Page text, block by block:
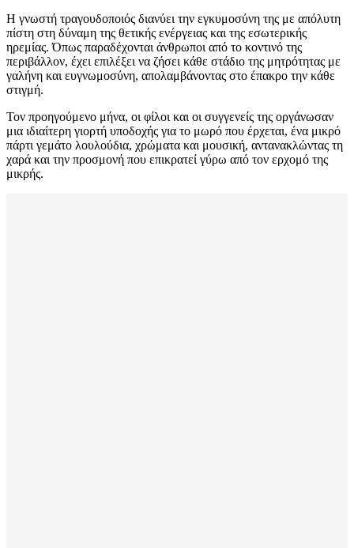
Η γνωστή τραγουδοποιός διανύει την εγκυμοσύνη της με απόλυτη
πίστη στη δύναμη της θετικής ενέργειας και της εσωτερικής
ηρεμίας. Όπως παραδέχονται άνθρωποι από το κοντινό της
περιβάλλον, έχει επιλέξει να ζήσει κάθε στάδιο της μητρότητας με
γαλήνη και ευγνωμοσύνη, απολαμβάνοντας στο έπακρο την κάθε
στιγμή.
Τον προηγούμενο μήνα, οι φίλοι και οι συγγενείς της οργάνωσαν
μια ιδιαίτερη γιορτή υποδοχής για το μωρό που έρχεται, ένα μικρό
πάρτι γεμάτο λουλούδια, χρώματα και μουσική, αντανακλώντας τη
χαρά και την προσμονή που επικρατεί γύρω από τον ερχομό της
μικρής.